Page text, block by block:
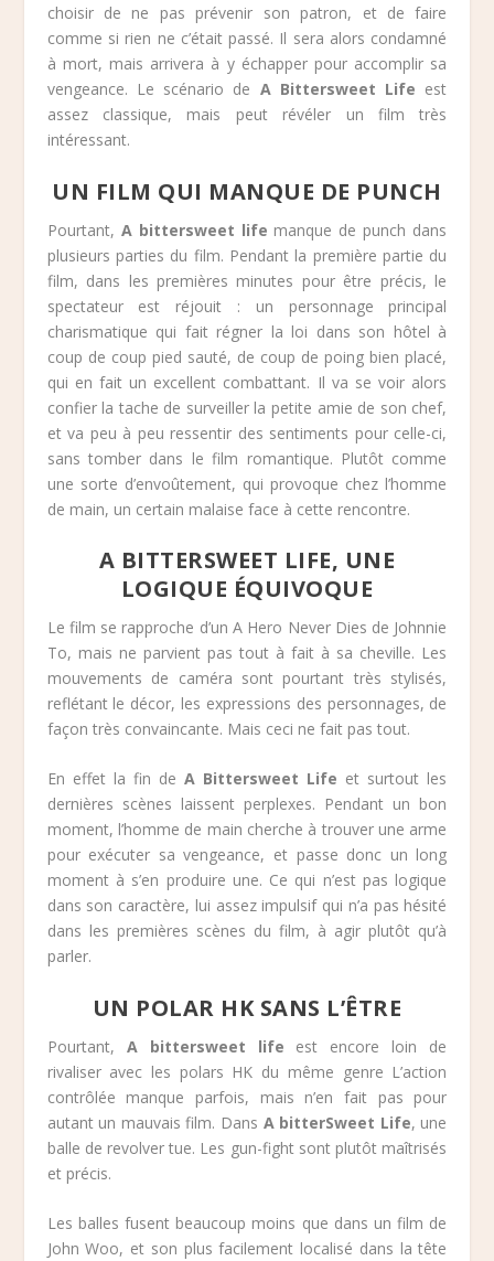
choisir de ne pas prévenir son patron, et de faire
comme si rien ne c’était passé. Il sera alors condamné
à mort, mais arrivera à y échapper pour accomplir sa
vengeance. Le scénario de A Bittersweet Life est
assez classique, mais peut révéler un film très
intéressant.
UN FILM QUI MANQUE DE PUNCH
Pourtant, A bittersweet life manque de punch dans
plusieurs parties du film. Pendant la première partie du
film, dans les premières minutes pour être précis, le
spectateur est réjouit : un personnage principal
charismatique qui fait régner la loi dans son hôtel à
coup de coup pied sauté, de coup de poing bien placé,
qui en fait un excellent combattant. Il va se voir alors
confier la tache de surveiller la petite amie de son chef,
et va peu à peu ressentir des sentiments pour celle-ci,
sans tomber dans le film romantique. Plutôt comme
une sorte d’envoûtement, qui provoque chez l’homme
de main, un certain malaise face à cette rencontre.
A BITTERSWEET LIFE, UNE
LOGIQUE ÉQUIVOQUE
Le film se rapproche d’un A Hero Never Dies de Johnnie
To, mais ne parvient pas tout à fait à sa cheville. Les
mouvements de caméra sont pourtant très stylisés,
reflétant le décor, les expressions des personnages, de
façon très convaincante. Mais ceci ne fait pas tout.
En effet la fin de A Bittersweet Life et surtout les
dernières scènes laissent perplexes. Pendant un bon
moment, l’homme de main cherche à trouver une arme
pour exécuter sa vengeance, et passe donc un long
moment à s’en produire une. Ce qui n’est pas logique
dans son caractère, lui assez impulsif qui n’a pas hésité
dans les premières scènes du film, à agir plutôt qu’à
parler.
UN POLAR HK SANS L’ÊTRE
Pourtant, A bittersweet life est encore loin de
rivaliser avec les polars HK du même genre L’action
contrôlée manque parfois, mais n’en fait pas pour
autant un mauvais film. Dans A bitterSweet Life, une
balle de revolver tue. Les gun-fight sont plutôt maîtrisés
et précis.
Les balles fusent beaucoup moins que dans un film de
John Woo, et son plus facilement localisé dans la tête